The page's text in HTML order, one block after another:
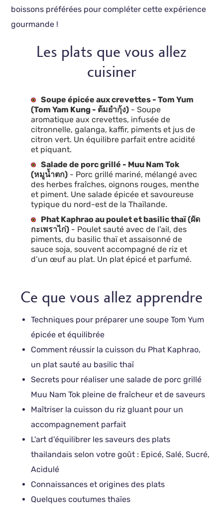
boissons préférées pour compléter cette expérience
gourmande !
Les plats que vous allez
cuisiner
Soupe épicée aux crevettes - Tom Yum
(Tom Yam Kung - ต้มยำกุ้ง) - Soupe
aromatique aux crevettes, infusée de
citronnelle, galanga, kaffir, piments et jus de
citron vert. Un équilibre parfait entre acidité
et piquant.
Salade de porc grillé - Muu Nam Tok
(หมูน้ำตก) - Porc grillé mariné, mélangé avec
des herbes fraîches, oignons rouges, menthe
et piment. Une salade épicée et savoureuse
typique du nord-est de la Thaïlande.
Phat Kaphrao au poulet et basilic thaï (ผัด
กะเพราไก่) - Poulet sauté avec de l’ail, des
piments, du basilic thaï et assaisonné de
sauce soja, souvent accompagné de riz et
d’un œuf au plat. Un plat épicé et parfumé.
Ce que vous allez apprendre
Techniques pour préparer une soupe Tom Yum
épicée et équilibrée
Comment réussir la cuisson du Phat Kaphrao,
un plat sauté au basilic thaï
Secrets pour réaliser une salade de porc grillé
Muu Nam Tok pleine de fraîcheur et de saveurs
Maîtriser la cuisson du riz gluant pour un
accompagnement parfait
L'art d'équilibrer les saveurs des plats
thailandais selon votre goût : Epicé, Salé, Sucré,
Acidulé
Connaissances et origines des plats
Quelques coutumes thaïes